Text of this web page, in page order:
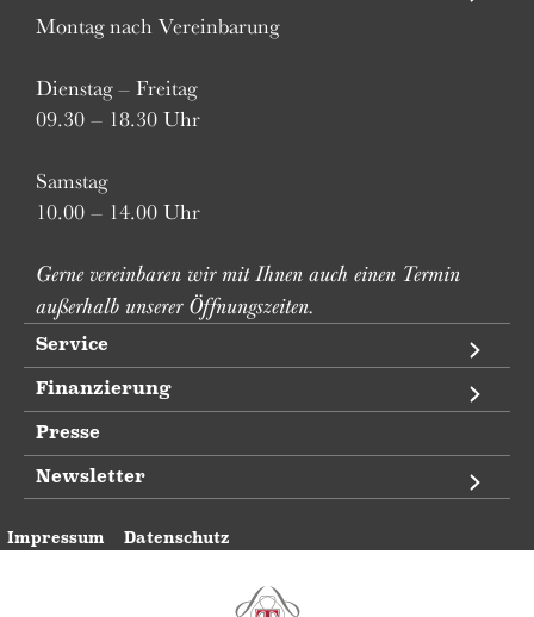
Montag nach Vereinbarung
Dienstag – Freitag
09.30 – 18.30 Uhr
Samstag
10.00 – 14.00 Uhr
Gerne vereinbaren wir mit Ihnen auch einen Termin
außerhalb unserer Öffnungszeiten.
Service
Finanzierung
Presse
Newsletter
Impressum Datenschutz